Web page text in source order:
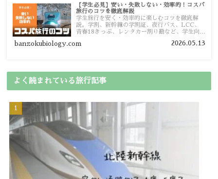
【学生必見】安い・失敗しない・効率的！コスパ
旅行のコツを徹底解説
学生旅行を安く・効率的に楽しむコツを徹底解
説。学割、新幹線の学割証、夜行バス、LCC、
青春18きっぷ、レンタカー割り勘など、学生向け
banzokubiology.com 2026.05.13
よく読まれている旅行記事